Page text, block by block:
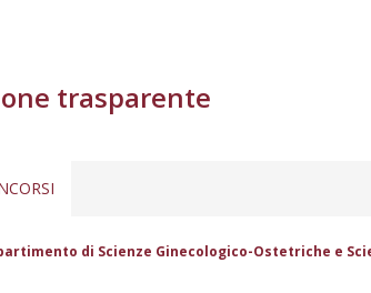
trasparente
di Scienze Ginecologico-Ostetriche e